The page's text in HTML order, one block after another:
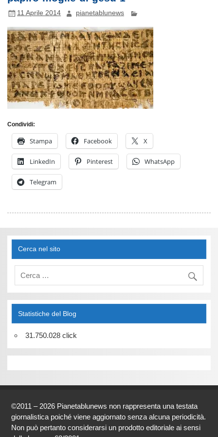
11 Aprile 2014 pianetablunews
Condividi:
Stampa Facebook X
LinkedIn Pinterest WhatsApp
Telegram
Cerca nel sito
Statistiche del Blog
31.750.028 click
©2011 – 2026 Pianetablunews non rappresenta una testata
giornalistica poiché viene aggiornato senza alcuna periodicità.
Non può pertanto considerarsi un prodotto editoriale ai sensi